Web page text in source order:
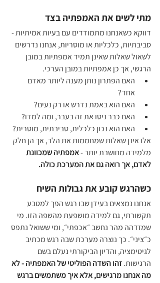
מתי לשים את האמפתיה בצד
דווקא כשאנחנו מתמודדים עם בעיות אמיתיות -
סביבתיות, כלכליות או מוסריות, אנחנו נדרשים
לשאול שאלות שאינן תמיד אמפתיות במובן
הרגשי, אך כן אמפתיות במובן הערכי.
האם הפתרון נותן מענה ליותר מאדם
אחד?
האם הוא באמת נדרש או רק נעים?
האם כבר ניסו את זה בעבר, ומה למדו?
האם הוא נכון כלכלית, סביבתית, מוסרית?
אלו אינן שאלות שמחממות את הלב, אך הן חלק
מלמידה מחושבת יותר - אמפתיה שמכוונת
לאדם, אך רואה גם את המערכת כולה.
כשהרגש קובע את גבולות השיח
אנחנו נמצאים בעידן שבו רגש הפך למטבע
תקשורתי, גם למידה מושפעת מהשפה הזו. מי
שמזדהה מהר נחשב ״אכפתי״, ומי ששואל נתפס
כ״ציני״. כך נוצרה מערכת שבה רגש מכתיב
לגיטימציה, והדיון הביקורתי נעלם בשם
הרגישות. זהו השדה הפוליטי של האמפתיה - לא
מה אנחנו מרגישים, אלא איך משתמשים ברגש